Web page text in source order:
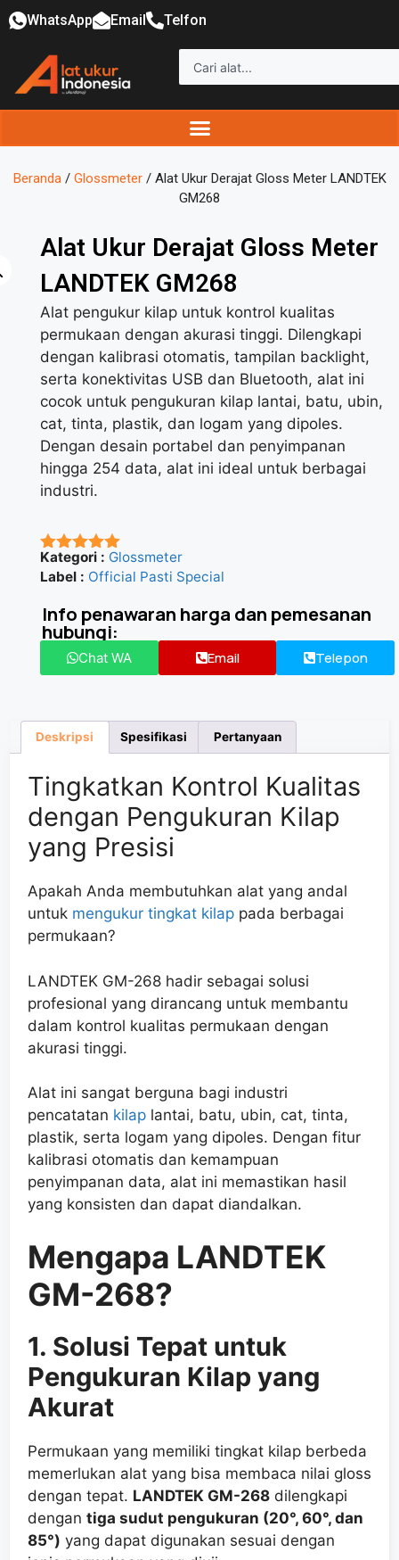
WhatsApp Email Telfon
Beranda/ Glossmeter/ Alat Ukur Derajat Gloss Meter LANDTEK
GM268
Alat Ukur Derajat Gloss Meter
LANDTEK GM268
Alat pengukur kilap untuk kontrol kualitas
permukaan dengan akurasi tinggi. Dilengkapi
dengan kalibrasi otomatis, tampilan backlight,
serta konektivitas USB dan Bluetooth, alat ini
cocok untuk pengukuran kilap lantai, batu, ubin,
cat, tinta, plastik, dan logam yang dipoles.
Dengan desain portabel dan penyimpanan
hingga 254 data, alat ini ideal untuk berbagai
industri.
★★★★★
Kategori : Glossmeter
Label : Official Pasti Special
Info penawaran harga dan pemesanan
hubungi:
Chat WA Email Telepon
Deskripsi Spesifikasi Pertanyaan
Tingkatkan Kontrol Kualitas
dengan Pengukuran Kilap
yang Presisi
Apakah Anda membutuhkan alat yang andal
untuk mengukur tingkat kilap pada berbagai
permukaan?
LANDTEK GM-268 hadir sebagai solusi
profesional yang dirancang untuk membantu
dalam kontrol kualitas permukaan dengan
akurasi tinggi.
Alat ini sangat berguna bagi industri
pencatatan kilap lantai, batu, ubin, cat, tinta,
plastik, serta logam yang dipoles. Dengan fitur
kalibrasi otomatis dan kemampuan
penyimpanan data, alat ini memastikan hasil
yang konsisten dan dapat diandalkan.
Mengapa LANDTEK
GM-268?
1. Solusi Tepat untuk
Pengukuran Kilap yang
Akurat
Permukaan yang memiliki tingkat kilap berbeda
memerlukan alat yang bisa membaca nilai gloss
dengan tepat. LANDTEK GM-268 dilengkapi
dengan tiga sudut pengukuran (20°, 60°, dan
85°) yang dapat digunakan sesuai dengan